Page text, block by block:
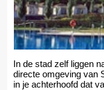
In de stad zelf liggen
directe omgeving van
in je achterhoofd dat